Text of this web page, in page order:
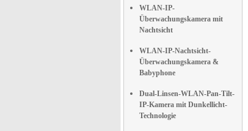
WLAN-IP-
Überwachungskamera mit
Nachtsicht
WLAN-IP-Nachtsicht-
Überwachungskamera &
Babyphone
Dual-Linsen-WLAN-Pan-Tilt-
IP-Kamera mit Dunkellicht-
Technologie